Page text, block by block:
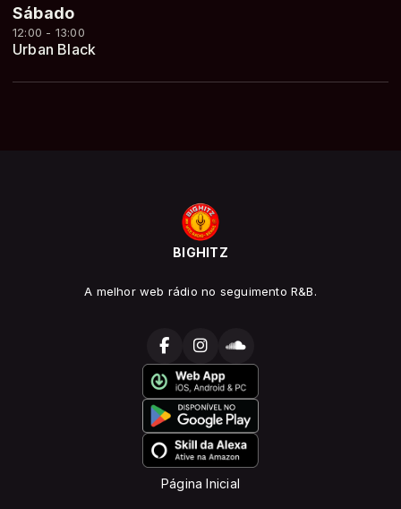
Sábado
12:00 - 13:00
Urban Black
BIGHITZ
A melhor web rádio no seguimento R&B.
Página Inicial